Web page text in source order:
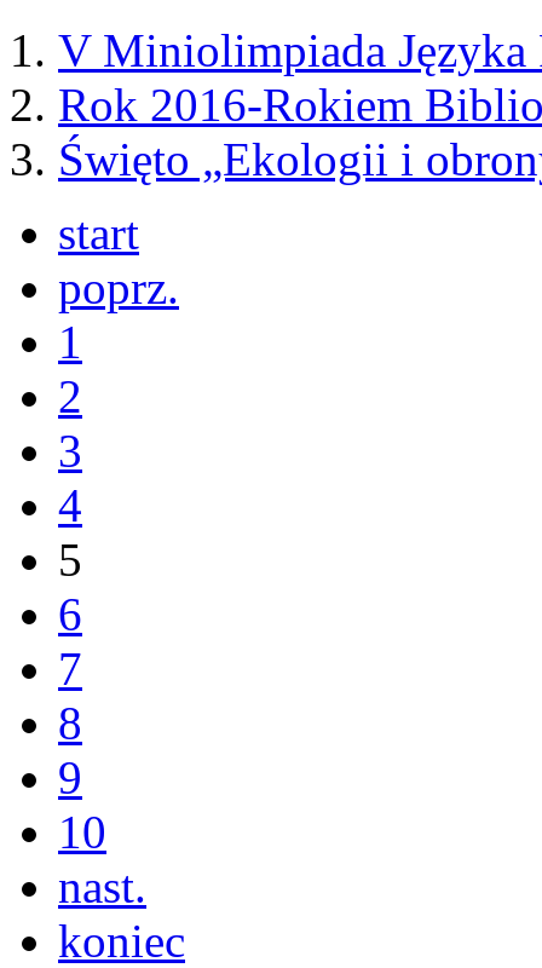
V Miniolimpiada
Rok 2016-Rokiem
Święto „Ekologii i
start
poprz.
1
2
3
4
5
6
7
8
9
10
nast.
koniec